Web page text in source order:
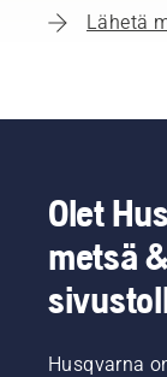
Lähetä
Olet
metsä
Husqvarna